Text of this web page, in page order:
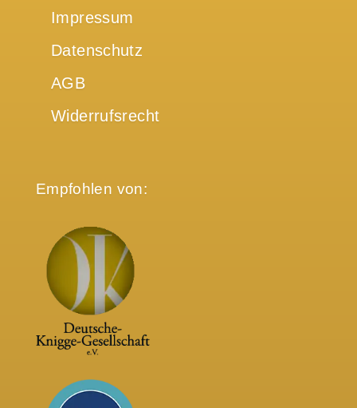
Impressum
Datenschutz
AGB
Widerrufsrecht
Empfohlen von: